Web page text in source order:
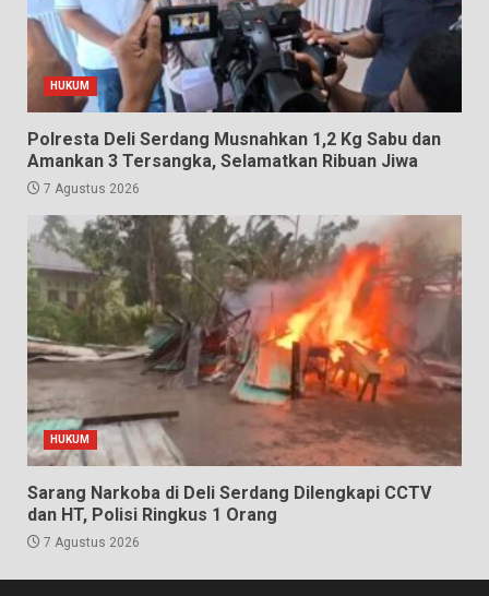
HUKUM
Polresta Deli Serdang Musnahkan 1,2 Kg Sabu dan
Amankan 3 Tersangka, Selamatkan Ribuan Jiwa
7 Agustus 2026
HUKUM
Sarang Narkoba di Deli Serdang Dilengkapi CCTV
dan HT, Polisi Ringkus 1 Orang
7 Agustus 2026